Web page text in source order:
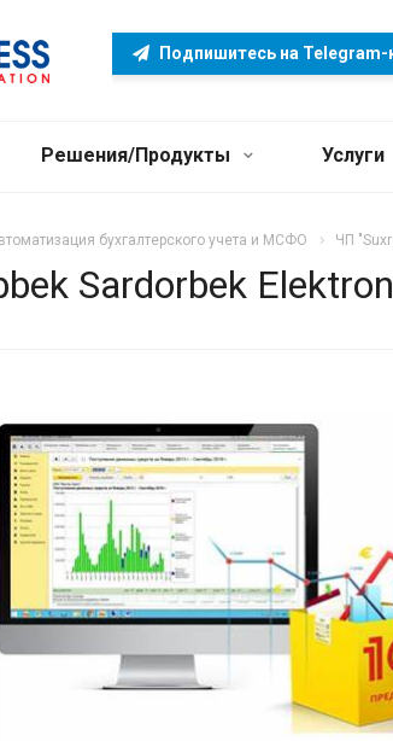
Подпишитесь на Telegram-
Решения/Продукты Услуги
бухгалтерского учета и МСФО ЧП
Sardorbek